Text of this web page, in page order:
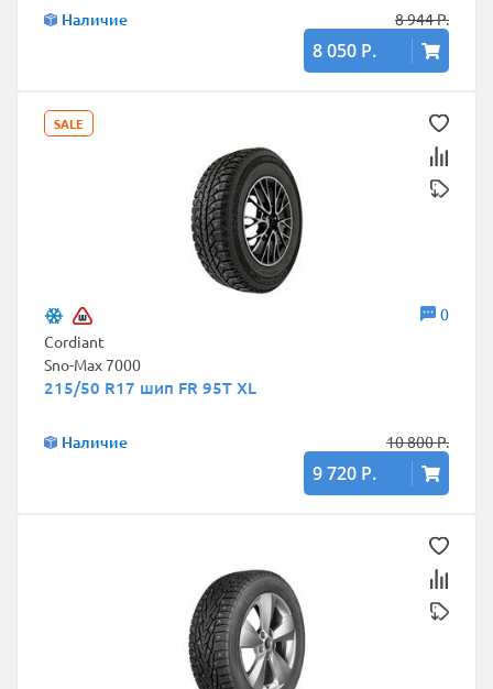
Наличие 8 944 Р.
8 050 Р.
SALE
0
Cordiant
Sno-Max 7000
215/50 R17 шип FR 95T XL
Наличие 10 800 Р.
9 720 Р.